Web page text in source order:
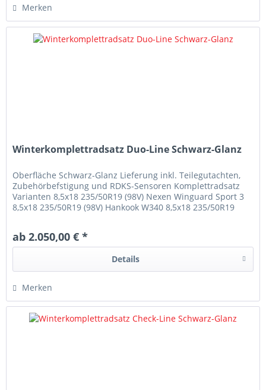
Merken
Winterkomplettradsatz Duo-Line Schwarz-Glanz
Oberfläche Schwarz-Glanz Lieferung inkl. Teilegutachten,
Zubehörbefstigung und RDKS-Sensoren Komplettradsatz
Varianten 8,5x18 235/50R19 (98V) Nexen Winguard Sport 3
8,5x18 235/50R19 (98V) Hankook W340 8,5x18 235/50R19
ab 2.050,00 € *
Details
Merken